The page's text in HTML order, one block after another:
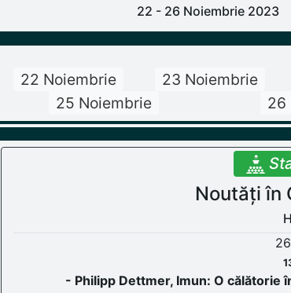
22 - 26 Noiembrie 2023
22 Noiembrie 23 Noiembrie
25 Noiembrie
26
Noutăți în
- Philipp Dettmer, Imun: O călătorie